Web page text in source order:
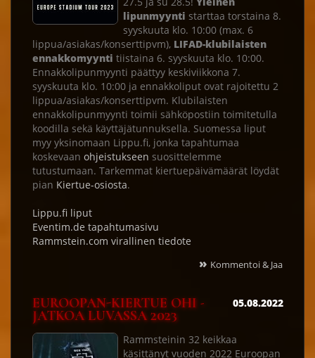
lipunmyynti starttaa torstaina 8.
syyskuuta klo. 10:00 (max. 6
lippua/asiakas/konserttipvm), LIFAD-klubilaisten
ennakkomyynti tiistaina 6. syyskuuta klo. 10:00.
Ennakkolipunmyynti päättyy keskiviikkona 7.
syyskuuta klo. 10:00 ja ennakkoliput ovat rajoitettu 2
lippua/asiakas/konserttipvm. Klubilaisten
ennakkolipunmyynti toimii sähköpostiin toimitetulla
koodilla sekä käyttäjätunnuksella. Suomessa liput
myy yksinomaan Lippu.fi, jonka tapahtumaa
koskevaan ohjeistukseen suosittelemme
tutustumaan. Tarkemmat kiertuepäivämäärät löydät
pian Kiertue-osiosta.
Lippu.fi liput
Eventim.de tapahtumasivu
Rammstein.com virallinen tiedote
» Kommentoi & Jaa
EUROOPAN-KIERTUE OHI -
JATKOA LUVASSA 2023
05.08.2022
Rammsteinin 32 keikkaa
käsittänyt vuoden 2022 Euroopan